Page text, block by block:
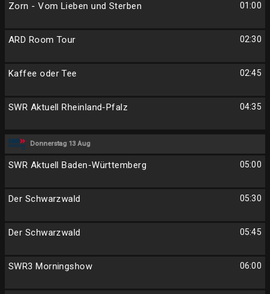
01:00
Zorn - Vom Lieben und Sterben
02:30
ARD Room Tour
02:45
Kaffee oder Tee
04:35
SWR Aktuell Rheinland-Pfalz
Donnerstag 13 Aug
05:00
SWR Aktuell Baden-Württemberg
05:30
Der Schwarzwald
05:45
Der Schwarzwald
06:00
SWR3 Morningshow